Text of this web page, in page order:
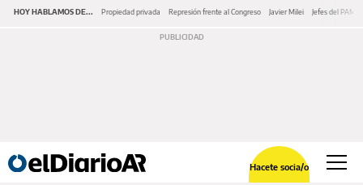
HOY HABLAMOS DE... Propiedad privada Represión frente al Congreso Javier Milei Jefes del PAMI
Hacete socia/o